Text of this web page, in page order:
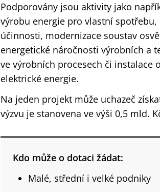
Podporovány jsou aktivity jako
výrobu energie pro vlastní
účinnosti, modernizace soustav
energetické náročnosti výrobních a
ve výrobních procesech či instalace
elektrické energie.
Na jeden projekt může uchazeč
výzvu je stanovena ve výši 0,5 mld.
Kdo může o dotaci žádat:
Malé, střední i velké podniky